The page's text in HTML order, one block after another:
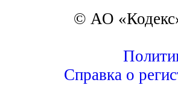
© АО
Справка о